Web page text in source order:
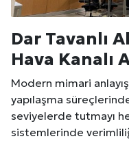
Dar Tavanlı
Hava Kanalı
Modern mimari
yapılaşma
seviyelerde tutmayı
sistemlerinde